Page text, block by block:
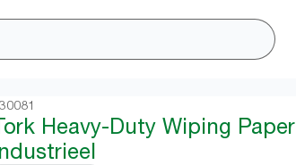
Heavy-Duty Wiping Paper